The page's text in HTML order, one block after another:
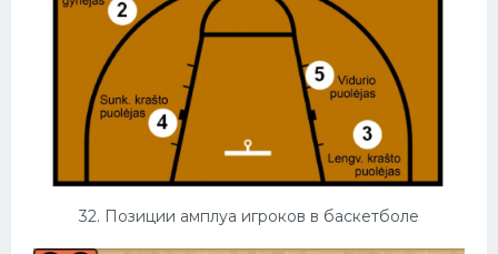
32. Позиции амплуа игроков в баскетболе